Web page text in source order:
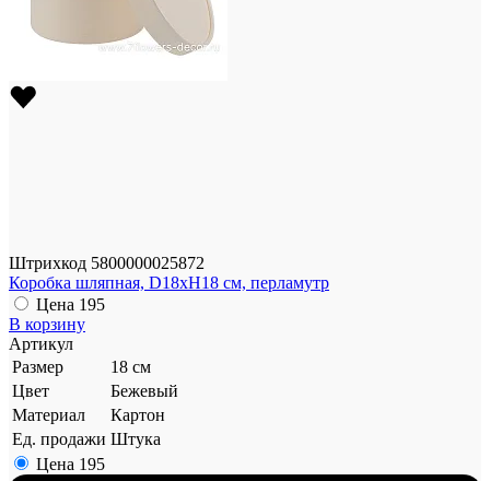
Штрихкод 5800000025872
Коробка шляпная, D18xH18 см, перламутр
Цена 195
В корзину
Артикул
Размер
18 см
Цвет
Бежевый
Материал
Картон
Ед. продажи Штука
Цена 195